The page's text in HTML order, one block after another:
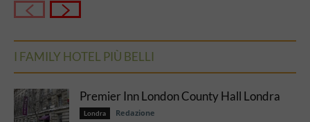
I FAMILY HOTEL PIÙ BELLI
Premier Inn London County Hall Londra
Londra Redazione